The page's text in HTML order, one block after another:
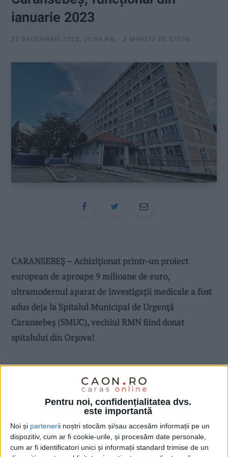
Pentru noi, confidențialitatea dvs.
este importantă
Noi și partenerii noștri stocăm și/sau accesăm informații pe un
dispozitiv, cum ar fi cookie-urile, și procesăm date personale,
cum ar fi identificatori unici și informații standard trimise de un
:
ianuarie 2023
25 DECEMBRIE 2022, 01:04 PM 2 MINUTE DE CITIRE
CARANSEBEȘ – Achiziționat printr-un proiect
european de aproape 9 milioane de euro,
ultramodernul aparat de investigații medicale a fost
adus deja la Spitalul Municipal de Urgență
Caransebeș (SMUC), vechiul RMN fiind donat
spitalului din Orșova!